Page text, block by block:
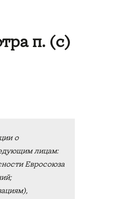
п. (с)
о
лицам:
Евросоюза